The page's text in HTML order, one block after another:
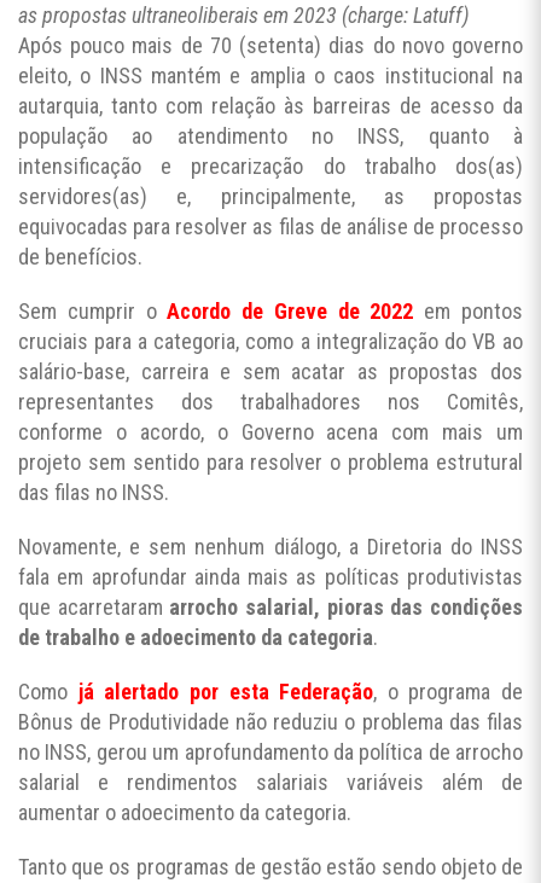
as propostas ultraneoliberais em 2023 (charge: Latuff)
Após pouco mais de 70 (setenta) dias do novo governo
eleito, o INSS mantém e amplia o caos institucional na
autarquia, tanto com relação às barreiras de acesso da
população ao atendimento no INSS, quanto à
intensificação e precarização do trabalho dos(as)
servidores(as) e, principalmente, as propostas
equivocadas para resolver as filas de análise de processo
de benefícios.
Sem cumprir oAcordo de Greve de 2022 em pontos
cruciais para a categoria, como a integralização do VB ao
salário-base, carreira e sem acatar as propostas dos
representantes dos trabalhadores nos Comitês,
conforme o acordo, o Governo acena com mais um
projeto sem sentido para resolver o problema estrutural
das filas no INSS.
Novamente, e sem nenhum diálogo, a Diretoria do INSS
fala em aprofundar ainda mais as políticas produtivistas
que acarretaram arrocho salarial, pioras das condições
de trabalho e adoecimento da categoria.
Como já alertado por esta Federação, o programa de
Bônus de Produtividade não reduziu o problema das filas
no INSS, gerou um aprofundamento da política de arrocho
salarial e rendimentos salariais variáveis além de
aumentar o adoecimento da categoria.
Tanto que os programas de gestão estão sendo objeto de